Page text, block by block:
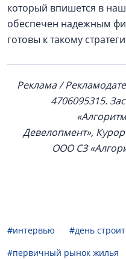
который впишется в
обеспечен надежным
готовы к такому
Реклама /
4706095315.
Девелопмент»,
ООО СЗ
#интервью
#день
#первичный рынок жилья